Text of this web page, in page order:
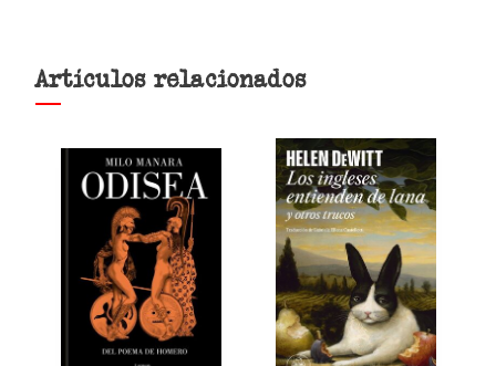
Artículos relacionados